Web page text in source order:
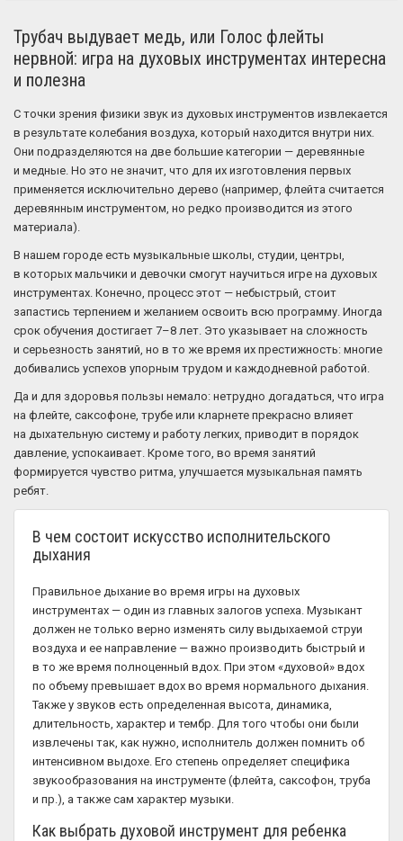
Трубач выдувает медь, или Голос флейты
нервной: игра на духовых инструментах интересна
и полезна
С точки зрения физики звук из духовых инструментов извлекается
в результате колебания воздуха, который находится внутри них.
Они подразделяются на две большие категории — деревянные
и медные. Но это не значит, что для их изготовления первых
применяется исключительно дерево (например, флейта считается
деревянным инструментом, но редко производится из этого
материала).
В нашем городе есть музыкальные школы, студии, центры,
в которых мальчики и девочки смогут научиться игре на духовых
инструментах. Конечно, процесс этот — небыстрый, стоит
запастись терпением и желанием освоить всю программу. Иногда
срок обучения достигает 7–8 лет. Это указывает на сложность
и серьезность занятий, но в то же время их престижность: многие
добивались успехов упорным трудом и каждодневной работой.
Да и для здоровья пользы немало: нетрудно догадаться, что игра
на флейте, саксофоне, трубе или кларнете прекрасно влияет
на дыхательную систему и работу легких, приводит в порядок
давление, успокаивает. Кроме того, во время занятий
формируется чувство ритма, улучшается музыкальная память
ребят.
В чем состоит искусство исполнительского
дыхания
Правильное дыхание во время игры на духовых
инструментах — один из главных залогов успеха. Музыкант
должен не только верно изменять силу выдыхаемой струи
воздуха и ее направление — важно производить быстрый и
в то же время полноценный вдох. При этом «духовой» вдох
по объему превышает вдох во время нормального дыхания.
Также у звуков есть определенная высота, динамика,
длительность, характер и тембр. Для того чтобы они были
извлечены так, как нужно, исполнитель должен помнить об
интенсивном выдохе. Его степень определяет специфика
звукообразования на инструменте (флейта, саксофон, труба
и пр.), а также сам характер музыки.
Как выбрать духовой инструмент для ребенка